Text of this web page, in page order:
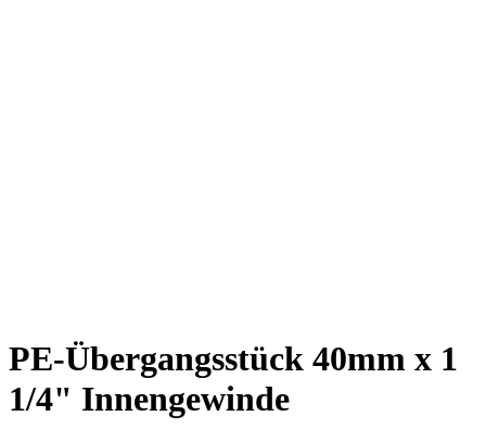
PE-Übergangsstück 40mm x 1
1/4" Innengewinde